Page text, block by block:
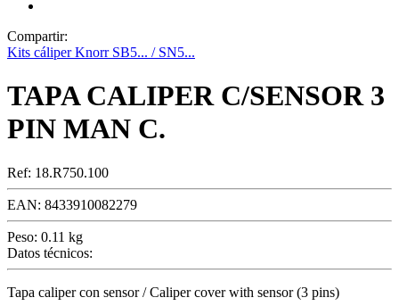
Compartir:
Kits cáliper Knorr SB5... / SN5...
TAPA CALIPER C/SENSOR 3
PIN MAN C.
Ref: 18.R750.100
EAN: 8433910082279
Peso: 0.11 kg
Datos técnicos:
Tapa caliper con sensor / Caliper cover with sensor (3 pins)